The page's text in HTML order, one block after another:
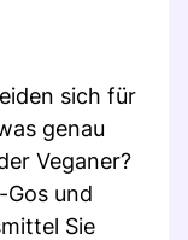
sich für
genau
Veganer?
und
Sie